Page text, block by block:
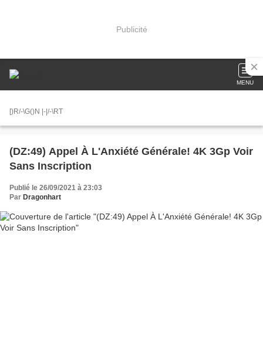
Publicité
MENU
[)R/-\G()N |-|/-\RT
(DZ:49) Appel À L'Anxiété Générale! 4K 3Gp Voir
Sans Inscription
Publié le 26/09/2021 à 23:03
Par Dragonhart